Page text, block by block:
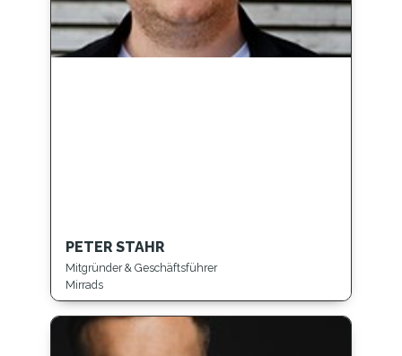
PETER STAHR
Mitgründer & Geschäftsführer
Mirrads